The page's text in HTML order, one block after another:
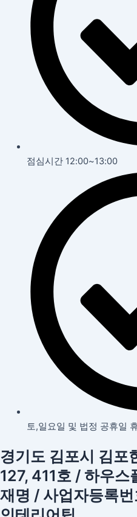
점심시간 12:00~13:00
토,일요일 및 법정 공휴일
경기도 김포시 김포
127, 411호 / 하우스
재명 / 사업자등록